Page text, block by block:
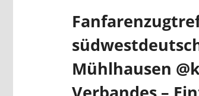
Mühlhausen